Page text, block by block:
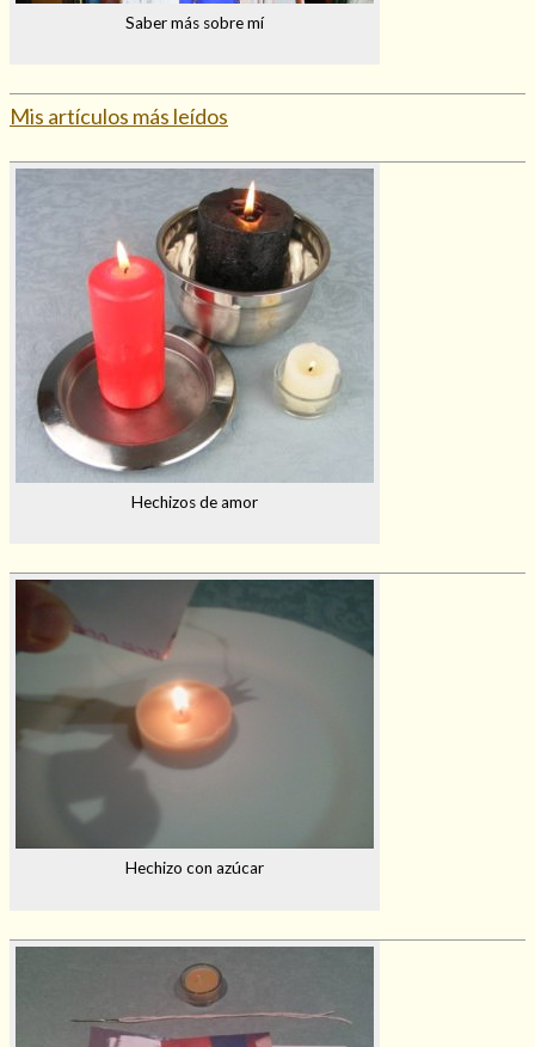
Saber más sobre mí
Mis artículos más leídos
Hechizos de amor
Hechizo con azúcar